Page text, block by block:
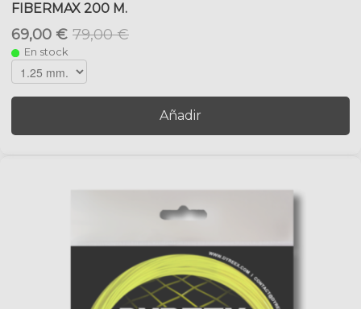
FIBERMAX 200 M.
69,00 € 79,00 €
En stock
Añadir